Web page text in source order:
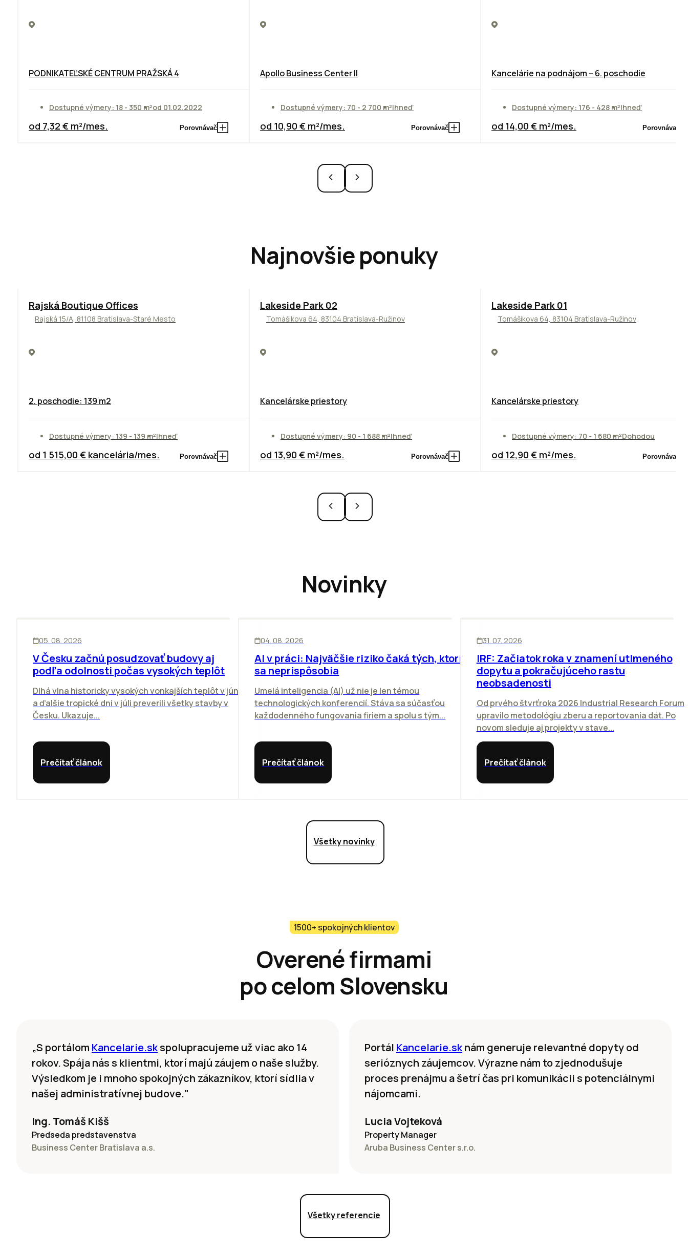
PODNIKATEĽSKÉ CENTRUM PRAŽSKÁ 4
Dostupné výmery: 18 - 350 m²od 01.02.2022
od 7,32 € m²/mes. Porovnávač
Apollo Business Center II
Dostupné výmery: 70 - 2 700 m²Ihneď
od 10,90 € m²/mes. Porovnávač
Kancelárie na podnájom – 6. poschodie
Dostupné výmery: 176 - 428 m²Ihneď
od 14,00 € m²/mes. Porovnávač
Najnovšie ponuky
Rajská Boutique Offices
Rajská 15/A, 81108 Bratislava-Staré Mesto
2. poschodie: 139 m2
Dostupné výmery: 139 - 139 m²Ihneď
od 1 515,00 € kancelária/mes. Porovnávač
ODPORÚČAME
Lakeside Park 02
Tomášikova 64, 83104 Bratislava-Ružinov
Kancelárske priestory
Dostupné výmery: 90 - 1 688 m²Ihneď
od 13,90 € m²/mes. Porovnávač
Lakeside Park 01
Tomášikova 64, 83104 Bratislava-Ružinov
Kancelárske priestory
Dostupné výmery: 70 - 1 680 m²Dohodou
od 12,90 € m²/mes. Porovnávač
Novinky
05. 08. 2026
V Česku začnú posudzovať budovy aj
podľa odolnosti počas vysokých teplôt
Dlhá vlna historicky vysokých vonkajších teplôt v júni
a ďalšie tropické dni v júli preverili všetky stavby v
Česku. Ukazuje...
Prečítať článok
04. 08. 2026
AI v práci: Najväčšie riziko čaká tých, ktorí
sa neprispôsobia
Umelá inteligencia (AI) už nie je len témou
technologických konferencií. Stáva sa súčasťou
každodenného fungovania firiem a spolu s tým...
Prečítať článok
31. 07. 2026
IRF: Začiatok roka v znamení utlmeného
dopytu a pokračujúceho rastu
neobsadenosti
Od prvého štvrťroka 2026 Industrial Research Forum
upravilo metodológiu zberu a reportovania dát. Po
novom sleduje aj projekty v stave...
Prečítať článok
Všetky novinky
1500+ spokojných klientov
Overené firmami
po celom Slovensku
„S portálom Kancelarie.skspolupracujeme už viac ako 14
rokov. Spája nás s klientmi, ktorí majú záujem o naše služby.
Výsledkom je i mnoho spokojných zákazníkov, ktorí sídlia v
našej administratívnej budove."
Ing. Tomáš Kišš
Predseda predstavenstva
Business Center Bratislava a.s.
Portál Kancelarie.sknám generuje relevantné dopyty od
serióznych záujemcov. Výrazne nám to zjednodušuje
proces prenájmu a šetrí čas pri komunikácii s potenciálnymi
nájomcami.
Lucia Vojteková
Property Manager
Aruba Business Center s.r.o.
Všetky referencie